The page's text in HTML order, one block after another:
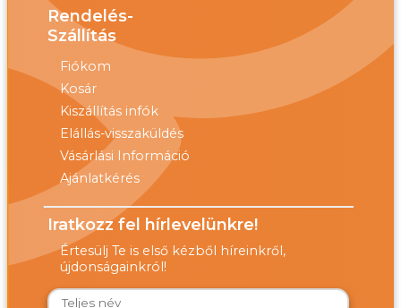
Rendelés-
Szállítás
Fiókom
Kosár
Kiszállítás infók
Elállás-visszaküldés
Vásárlási Információ
Ajánlatkérés
Iratkozz fel hírlevelünkre!
Értesülj Te is első kézből híreinkről,
újdonságainkról!